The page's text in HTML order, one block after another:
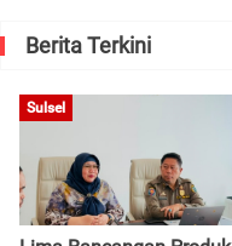
Berita Terkini
Sulsel